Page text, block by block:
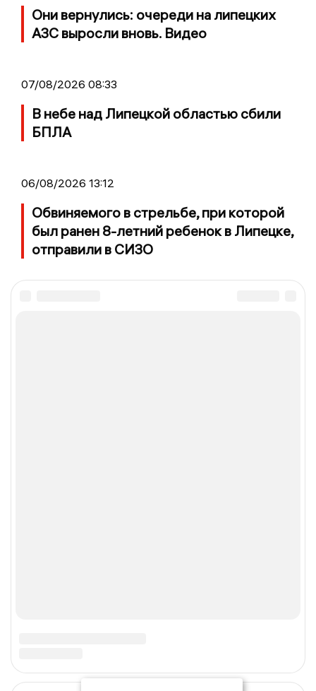
Они вернулись: очереди на липецких
АЗС выросли вновь. Видео
07/08/2026 08:33
В небе над Липецкой областью сбили
БПЛА
06/08/2026 13:12
Обвиняемого в стрельбе, при которой
был ранен 8-летний ребенок в Липецке,
отправили в СИЗО